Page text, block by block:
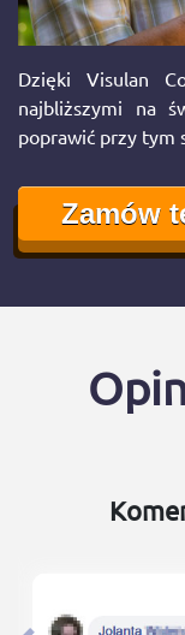
Dzięki Visulan
najbliższymi na
poprawić przy tym
Zamów